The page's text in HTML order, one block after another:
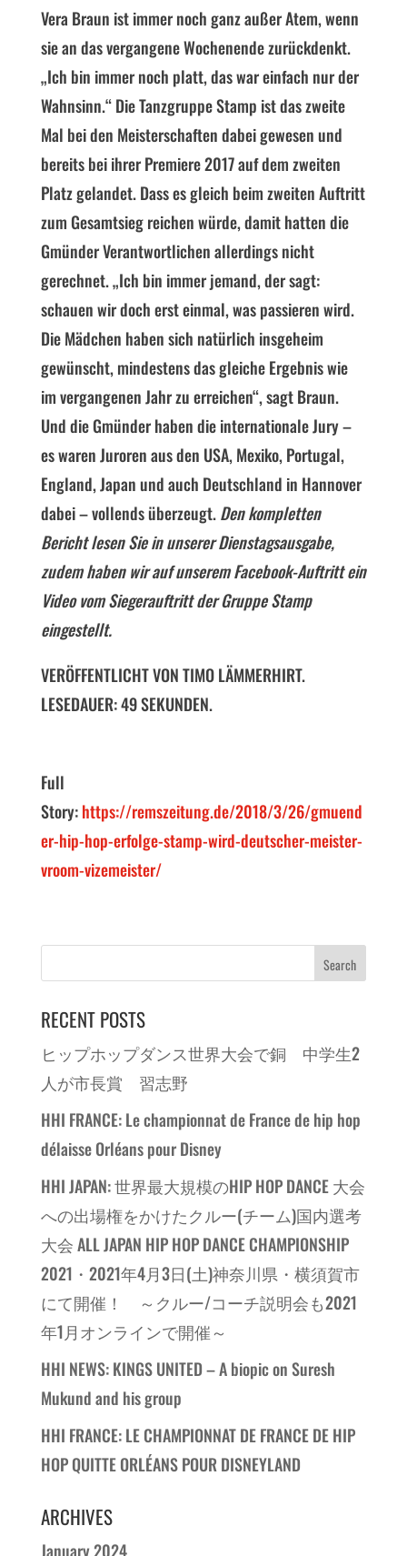
Vera Braun ist immer noch ganz außer Atem, wenn
sie an das vergangene Wochenende zurückdenkt.
„Ich bin immer noch platt, das war einfach nur der
Wahnsinn.“ Die Tanzgruppe Stamp ist das zweite
Mal bei den Meisterschaften dabei gewesen und
bereits bei ihrer Premiere2017auf dem zweiten
Platz gelandet. Dass es gleich beim zweiten Auftritt
zum Gesamtsieg reichen würde, damit hatten die
Gmünder Verantwortlichen allerdings nicht
gerechnet. „Ich bin immer jemand, der sagt:
schauen wir doch erst einmal, was passieren wird.
Die Mädchen haben sich natürlich insgeheim
gewünscht, mindestens das gleiche Ergebnis wie
im vergangenen Jahr zu erreichen“, sagt Braun.
Und die Gmünder haben die internationale Jury –
es waren Juroren aus den USA, Mexiko, Portugal,
England, Japan und auch Deutschland in Hannover
dabei – vollends überzeugt.Den kompletten
Bericht lesen Sie in unserer Dienstagsausgabe,
zudem haben wir auf unserem Facebook-​Auftritt ein
Video vom Siegerauftritt der Gruppe Stamp
eingestellt.
VERÖFFENTLICHT VON TIMO LÄMMERHIRT.
LESEDAUER: 49 SEKUNDEN.
Full
Story:https://remszeitung.de/2018/3/26/gmuend
er-hip-hop-erfolge-stamp-wird-deutscher-meister-
vroom-vizemeister/
RECENT POSTS
ヒップホップダンス世界大会で銅 中学生2
人が市長賞 習志野
HHI FRANCE: Le championnat de France de hip hop
délaisse Orléans pour Disney
HHI JAPAN: 世界最大規模のHIP HOP DANCE 大会
への出場権をかけたクルー(チーム)国内選考
大会 ALL JAPAN HIP HOP DANCE CHAMPIONSHIP
2021・2021年4月3日(土)神奈川県・横須賀市
にて開催！ ～クルー/コーチ説明会も2021
年1月オンラインで開催～
HHI NEWS: KINGS UNITED – A biopic on Suresh
Mukund and his group
HHI FRANCE: LE CHAMPIONNAT DE FRANCE DE HIP
HOP QUITTE ORLÉANS POUR DISNEYLAND
ARCHIVES
January 2024